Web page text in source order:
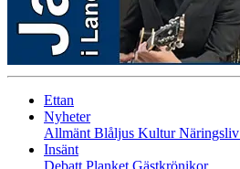
Ettan
Nyheter
Allmänt Blåljus KulturNäringsliv
Insänt
Debatt Planket Gästkrönikor